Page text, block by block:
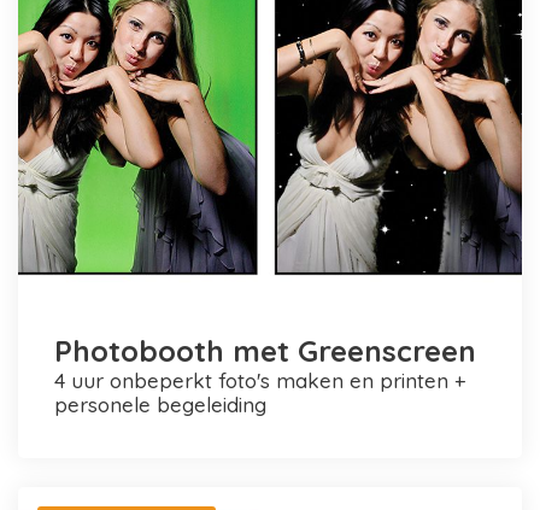
Photobooth met Greenscreen
4 uur onbeperkt foto's maken en printen +
personele begeleiding